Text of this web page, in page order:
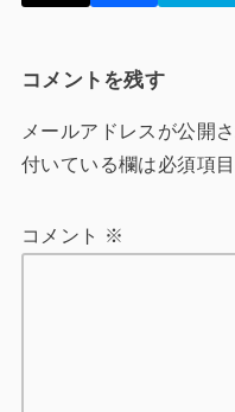
コメントを残す
メールアドレスが公開
付いている欄は必須項
コメント ※